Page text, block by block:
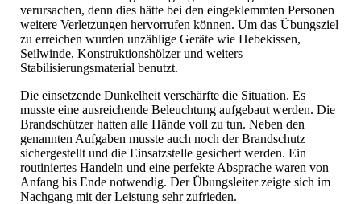
verursachen, denn dies hätte bei den eingeklemmten Personen
weitere Verletzungen hervorrufen können. Um das Übungsziel
zu erreichen wurden unzählige Geräte wie Hebekissen,
Seilwinde, Konstruktionshölzer und weiters
Stabilisierungsmaterial benutzt.
Die einsetzende Dunkelheit verschärfte die Situation. Es
musste eine ausreichende Beleuchtung aufgebaut werden. Die
Brandschützer hatten alle Hände voll zu tun. Neben den
genannten Aufgaben musste auch noch der Brandschutz
sichergestellt und die Einsatzstelle gesichert werden. Ein
routiniertes Handeln und eine perfekte Absprache waren von
Anfang bis Ende notwendig. Der Übungsleiter zeigte sich im
Nachgang mit der Leistung sehr zufrieden.